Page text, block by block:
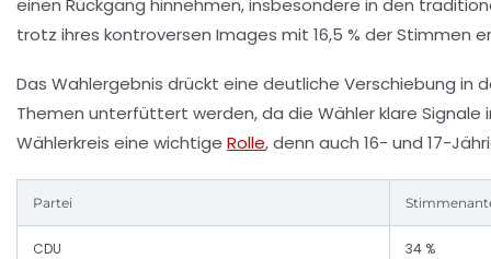
einen Rückgang hinnehmen, insbesondere in den
trotz ihres kontroversen Images mit 16,5 % der Stimmen
Das Wahlergebnis drückt eine deutliche Verschiebung
Themen unterfüttert werden, da die Wähler klare
Wählerkreis eine wichtige Rolle, denn auch 16- und 17-
Partei
CDU 34 %